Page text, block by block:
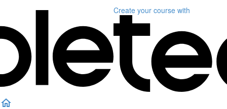
Create your course with